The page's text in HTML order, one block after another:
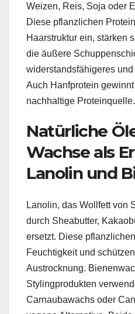
Weizen, Reis, Soja oder
Diese pflanzlichen
Haarstruktur ein, stärken
die äußere
widerstandsfähigeres
Auch Hanfprotein
nachhaltige Proteinquelle.
Natürliche
Wachse als
Lanolin und
Lanolin, das Wollfett von
durch Sheabutter,
ersetzt. Diese
Feuchtigkeit und
Austrocknung.
Stylingprodukten
Carnaubawachs oder